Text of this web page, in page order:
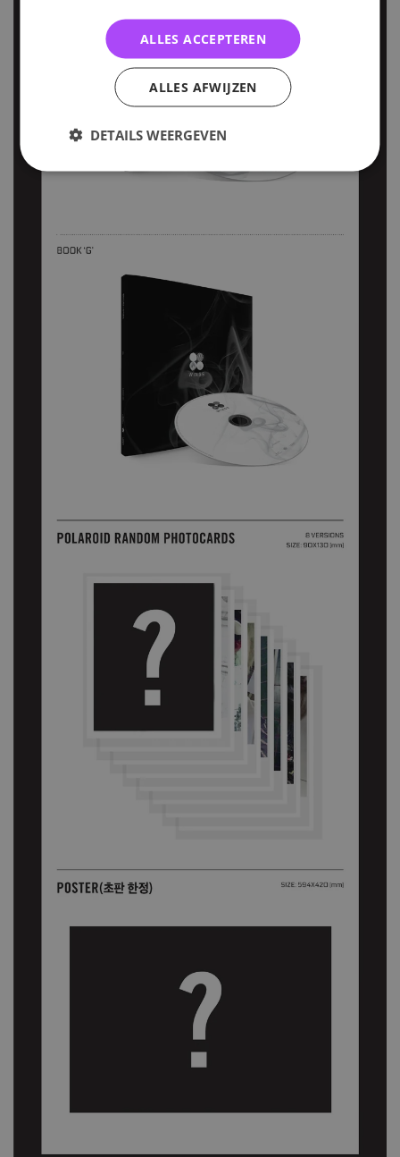
ALLES ACCEPTEREN
ALLES AFWIJZEN
DETAILS WEERGEVEN